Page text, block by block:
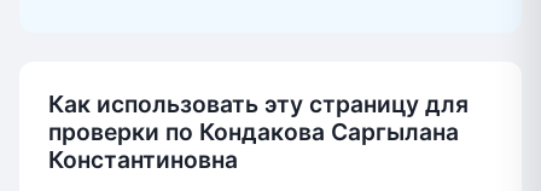
Как использовать эту страницу для
проверки по Кондакова Саргылана
Константиновна